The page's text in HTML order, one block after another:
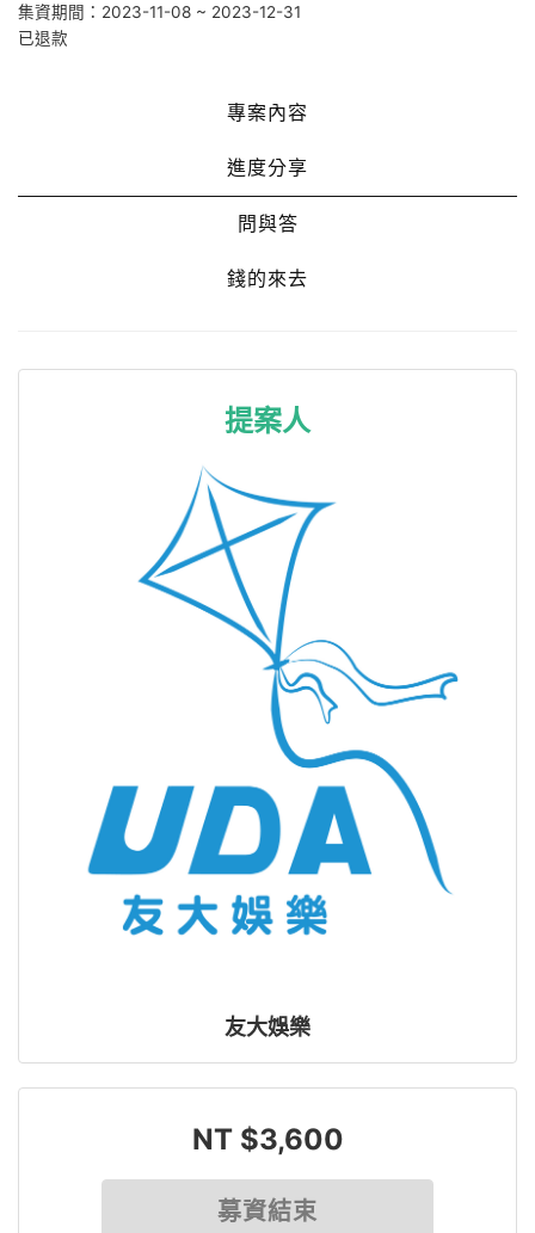
0%
集資期間：2023-11-08 ~ 2023-12-31
已退款
專案內容
進度分享
問與答
錢的來去
提案人
友大娛樂
NT $3,600
募資結束